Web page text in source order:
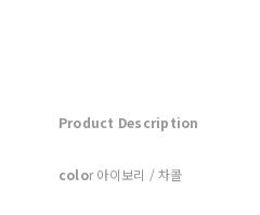
Product Description
color 아이보리 / 차콜